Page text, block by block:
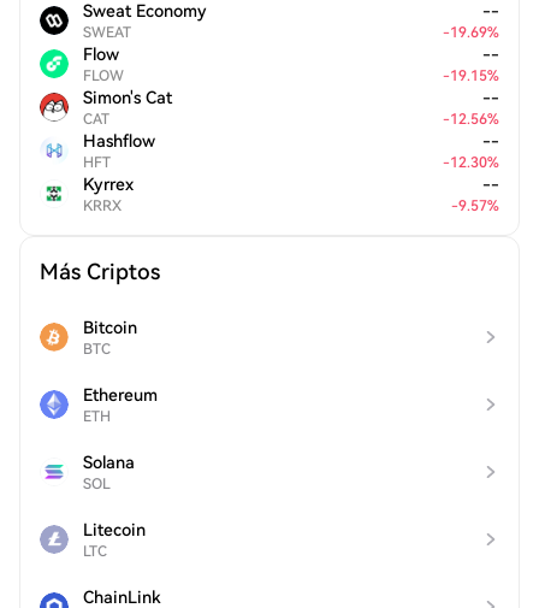
Sweat Economy
SWEAT
--
-19.69%
Flow
FLOW
--
-19.15%
Simon's Cat
CAT
--
-12.56%
Hashflow
HFT
--
-12.30%
Kyrrex
KRRX
--
-9.57%
Más Criptos
Bitcoin
BTC
Ethereum
ETH
Solana
SOL
Litecoin
LTC
ChainLink